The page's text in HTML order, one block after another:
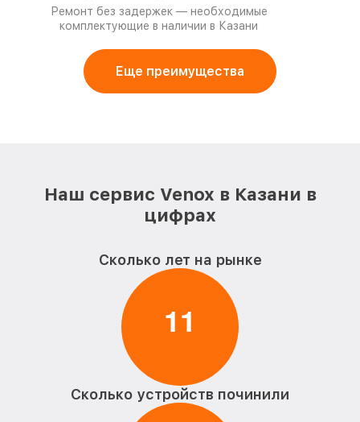
Ремонт без задержек — необходимые
комплектующие в наличии в Казани
Еще преимущества
Наш сервис Venox в Казани в
цифрах
Сколько лет на рынке
11
Сколько устройств починили